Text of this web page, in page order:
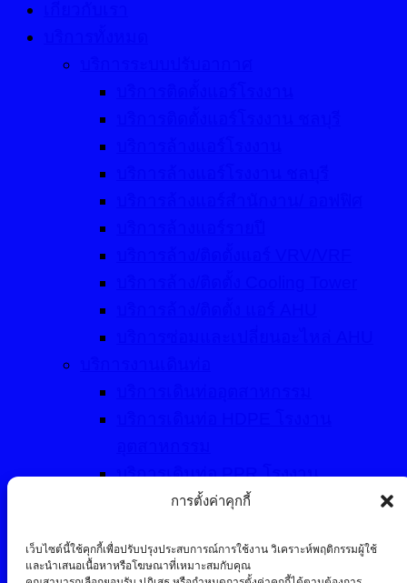
การตั้งค่าคุกกี้
เว็บไซต์นี้ใช้คุกกี้เพื่อปรับปรุงประสบการณ์การใช้งาน วิเคราะห์พฤติกรรมผู้ใช้
และนำเสนอเนื้อหาหรือโฆษณาที่เหมาะสมกับคุณ
บริการเดินท่อ PPR โรงงาน
อุตสาหกรรม
อุตสาหกรรม